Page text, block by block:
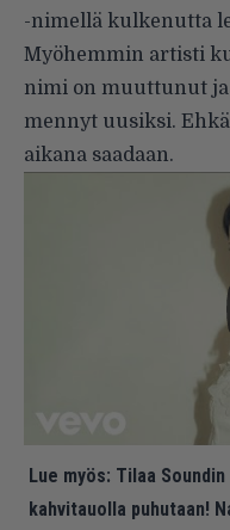
-nimellä kulkenutta
Myöhemmin artisti
nimi on muuttunut
mennyt uusiksi.
aikana saadaan.
Lue myös: Tilaa
kahvitauolla puhutaan!